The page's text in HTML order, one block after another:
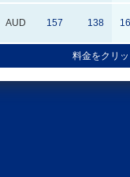
AUD 157 138
料金をクリ